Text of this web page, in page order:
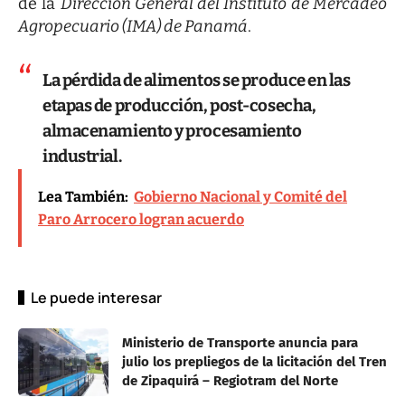
Agropecuario (IMA) de Panamá.
La pérdida de alimentos se produce en las
etapas de producción, post-cosecha,
almacenamiento y procesamiento
industrial.
Lea También: Gobierno Nacional y Comité del
Paro Arrocero logran acuerdo
Le puede interesar
Ministerio de Transporte anuncia para
julio los prepliegos de la licitación del Tren
de Zipaquirá – Regiotram del Norte